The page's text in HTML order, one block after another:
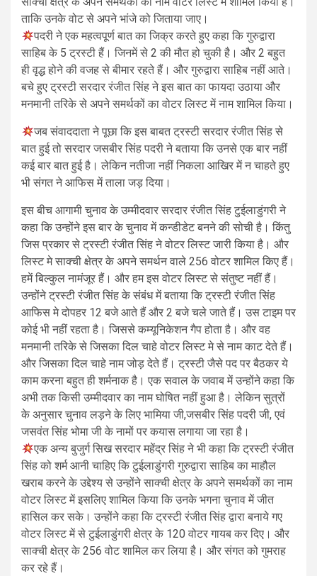
ताकि उनके वोट से अपने भांजे को जिताया जाए।
पदरी ने एक महत्वपूर्ण बात का जिक्र करते हुए कहा कि गुरुद्वारा
साहिब के 5 ट्रस्टी हैं। जिनमें से 2 की मौत हो चुकी है। और 2 बहुत
ही वृद्ध होने की वजह से बीमार रहते हैं। और गुरुद्वारा साहिब नहीं आते।
बचे हुए ट्रस्टी सरदार रंजीत सिंह ने इस बात का फायदा उठाया और
मनमानी तरिके से अपने समर्थकों का वोटर लिस्ट में नाम शामिल किया।
जब संवाददाता ने पूछा कि इस बाबत ट्रस्टी सरदार रंजीत सिंह से
बात हुई तो सरदार जसबीर सिंह पदरी ने बताया कि उनसे एक बार नहीं
कई बार बात हुई है। लेकिन नतीजा नहीं निकला आखिर में न चाहते हुए
भी संगत ने आफिस में ताला जड़ दिया।
इस बीच आगामी चुनाव के उम्मीदवार सरदार रंजीत सिंह टुईलाडुंगरी ने
कहा कि उन्होंने इस बार के चुनाव में कन्डीडेट बनने की सोची है। किंतु
जिस प्रकार से ट्रस्टी रंजीत सिंह ने वोटर लिस्ट जारी किया है। और
लिस्ट मे साक्ची क्षेत्र के अपने समर्थन वाले 256 वोटर शामिल किए हैं।
हमें बिल्कुल नामंजूर हैं। और हम इस वोटर लिस्ट से संतुष्ट नहीं हैं।
उन्होंने ट्रस्टी रंजीत सिंह के संबंध में बताया कि ट्रस्टी रंजीत सिंह
आफिस मे दोपहर 12 बजे आते हैं और 2 बजे चले जाते हैं। उस टाइम पर
कोई भी नहीं रहता है। जिससे कम्यूनिकेशन गैप होता है। और वह
मनमानी तरिके से जिसका दिल चाहे वोटर लिस्ट मे से नाम काट देते हैं।
और जिसका दिल चाहे नाम जोड़ देते हैं। ट्रस्टी जैसे पद पर बैठकर ये
काम करना बहुत ही शर्मनाक है। एक सवाल के जवाब में उन्होंने कहा कि
अभी तक किसी उम्मीदवार का नाम घोषित नहीं हुआ है। लेकिन सुत्रों
के अनुसार चुनाव लड़ने के लिए भामिया जी,जसबीर सिंह पदरी जी, एवं
जसवंत सिंह भोमा जी के नामों पर कयास लगाया जा रहा है।
एक अन्य बुजुर्ग सिख सरदार महेंद्र सिंह ने भी कहा कि ट्रस्टी रंजीत
सिंह को शर्म आनी चाहिए कि टुईलाडुंगरी गुरुद्वारा साहिब का माहौल
खराब करने के उद्देश्य से उन्होंने साक्ची क्षेत्र के अपने समर्थकों का नाम
वोटर लिस्ट में इसलिए शामिल किया कि उनके भगना चुनाव में जीत
हासिल कर सके। उन्होंने कहा कि ट्रस्टी रंजीत सिंह द्वारा बनाये गए
वोटर लिस्ट में से टुईलाडुंगरी क्षेत्र के 120 वोटर गायब कर दिए। और
साक्ची क्षेत्र के 256 वोट शामिल कर लिया है। और संगत को गुमराह
कर रहे हैं।